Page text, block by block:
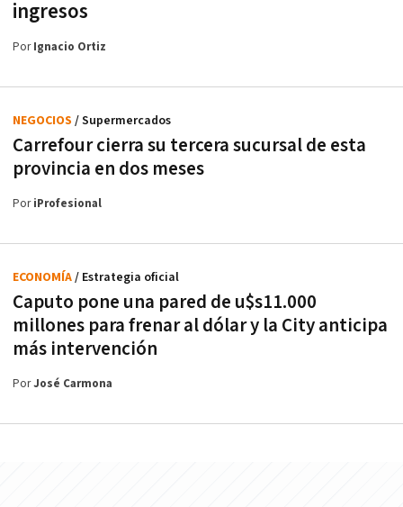
ingresos
PorIgnacio Ortiz
Carrefour cierra su tercera sucursal de esta
provincia en dos meses
NEGOCIOS / Supermercados
PoriProfesional
Caputo pone una pared de u$s11.000
millones para frenar al dólar y la City anticipa
más intervención
ECONOMÍA/ Estrategia oficial
PorJosé Carmona